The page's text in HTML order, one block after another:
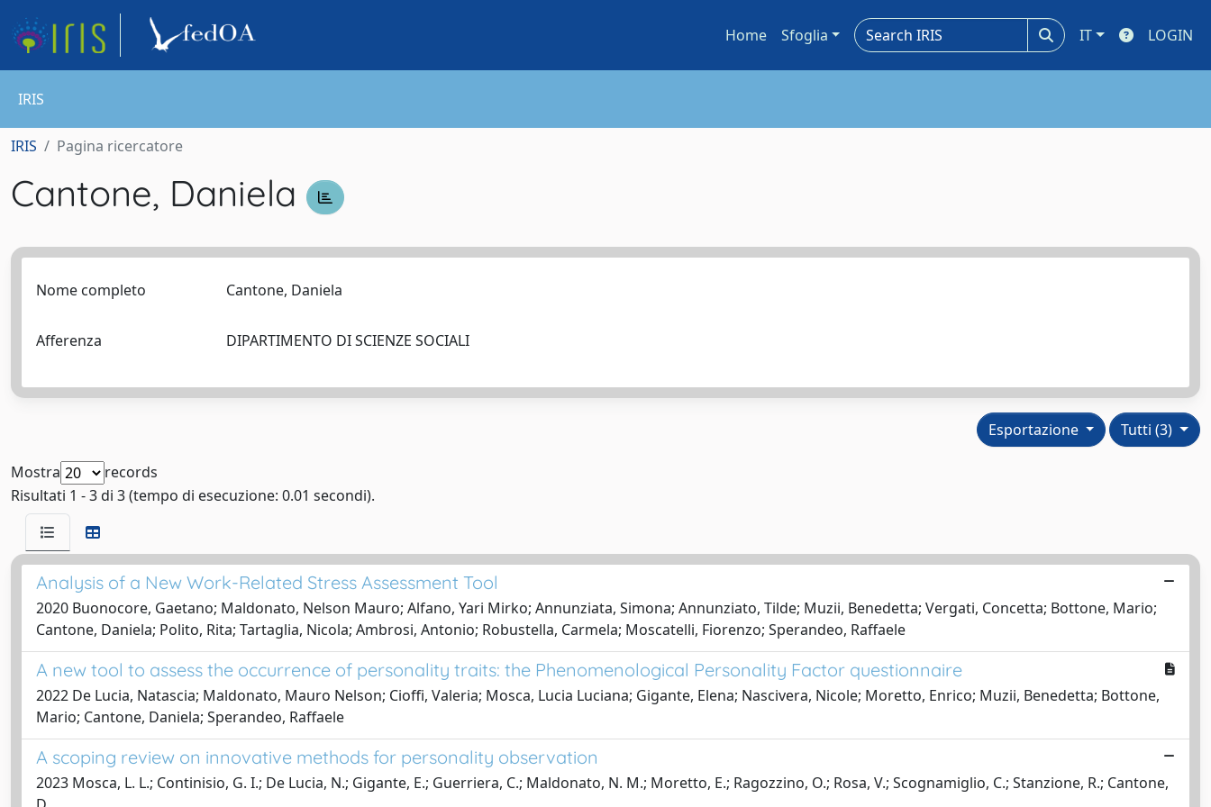
Home Sfoglia IT LOGIN
IRIS
IRIS Pagina ricercatore
Cantone, Daniela
Nome completo Cantone, Daniela
Afferenza DIPARTIMENTO DI SCIENZE SOCIALI
Tutti (3)
Esportazione
Mostra
records
Risultati 1 - 3 di 3 (tempo di esecuzione: 0.01 secondi).
Analysis of a New Work-Related Stress Assessment Tool
2020 Buonocore, Gaetano; Maldonato, Nelson Mauro; Alfano, Yari Mirko; Annunziata, Simona; Annunziato, Tilde; Muzii, Benedetta; Vergati, Concetta; Bottone, Mario;
Cantone, Daniela; Polito, Rita; Tartaglia, Nicola; Ambrosi, Antonio; Robustella, Carmela; Moscatelli, Fiorenzo; Sperandeo, Raffaele
A new tool to assess the occurrence of personality traits: the Phenomenological Personality Factor questionnaire
2022 De Lucia, Natascia; Maldonato, Mauro Nelson; Cioffi, Valeria; Mosca, Lucia Luciana; Gigante, Elena; Nascivera, Nicole; Moretto, Enrico; Muzii, Benedetta; Bottone,
Mario; Cantone, Daniela; Sperandeo, Raffaele
A scoping review on innovative methods for personality observation
2023 Mosca, L. L.; Continisio, G. I.; De Lucia, N.; Gigante, E.; Guerriera, C.; Maldonato, N. M.; Moretto, E.; Ragozzino, O.; Rosa, V.; Scognamiglio, C.; Stanzione, R.; Cantone,